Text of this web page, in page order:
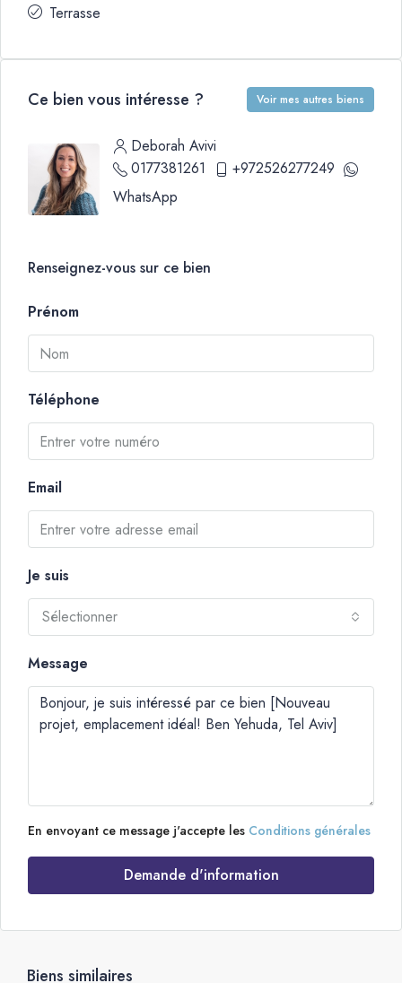
Terrasse
Ce bien vous intéresse ? Voir mes autres biens
Deborah Avivi
0177381261
+972526277249
WhatsApp
Renseignez-vous sur ce bien
Prénom
Téléphone
Email
Je suis
Sélectionner
Message
En envoyant ce message j'accepte les Conditions générales
Demande d'information
Biens similaires